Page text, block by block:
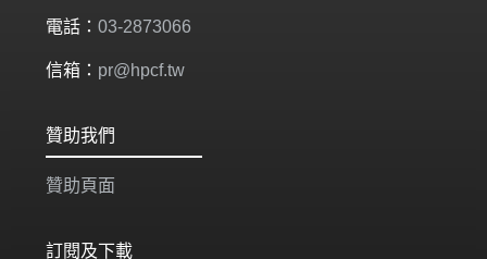
電話： 03-2873066
信箱： pr@hpcf.tw
贊助我們
贊助頁面
訂閱及下載